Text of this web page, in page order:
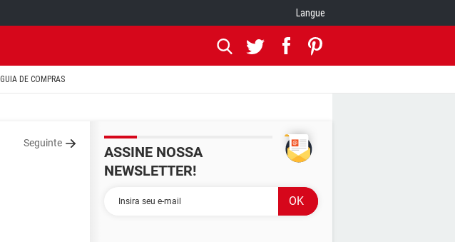
Langue
GUIA DE COMPRAS
Seguinte
ASSINE NOSSA
NEWSLETTER!